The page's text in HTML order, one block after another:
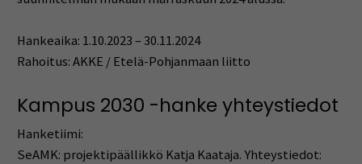
Hankeaika: 1.10.2023 – 30.11.2024
Rahoitus: AKKE / Etelä-Pohjanmaan liitto
Kampus 2030 -hanke yhteystiedot
Hanketiimi:
SeAMK: projektipäällikkö Katja Kaataja. Yhteystiedot: